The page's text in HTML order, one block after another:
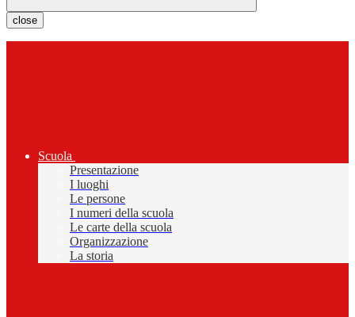
close
Scuola
Presentazione
I luoghi
Le persone
I numeri della scuola
Le carte della scuola
Organizzazione
La storia